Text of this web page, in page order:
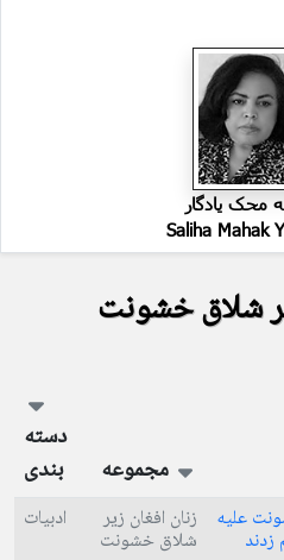
محک یادگار
Saliha Mahak
شلاق خشونت
مجموعه
دسته
بندی
عليه
زدند
زنان افغان زير
شلاق خشونت
ادبیات